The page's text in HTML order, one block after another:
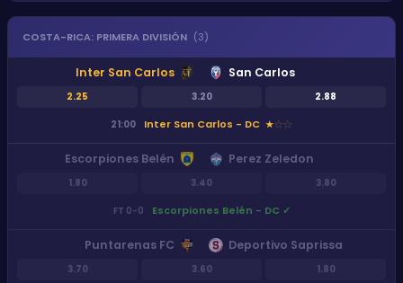
COSTA-RICA: PRIMERA DIVISIÓN (3)
Inter San Carlos
2.25 3.20 2.88
San Carlos
21:00 Inter San Carlos - DC ★★★
Escorpiones Belén
1.80 3.40 3.80
Perez Zeledon
FT 0-0 Escorpiones Belén - DC ✓
Puntarenas FC
3.70 3.60 1.80
Deportivo Saprissa